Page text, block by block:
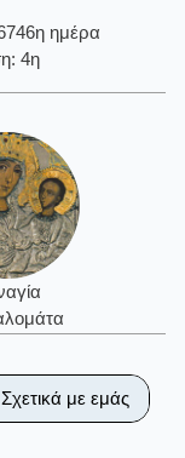
ημέρα
4η
Σχετικά με εμάς